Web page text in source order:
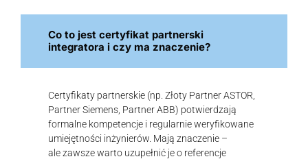
Co to jest certyfikat partnerski
integratora i czy ma znaczenie?
Certyfikaty partnerskie (np. Złoty Partner ASTOR,
Partner Siemens, Partner ABB) potwierdzają
formalne kompetencje i regularnie weryfikowane
umiejętności inżynierów. Mają znaczenie –
ale zawsze warto uzupełnić je o referencje